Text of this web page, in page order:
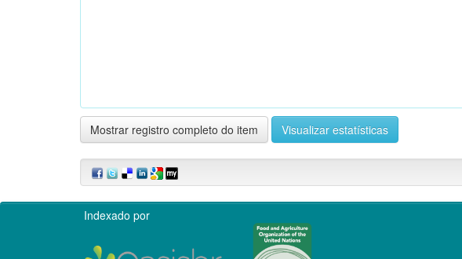
Mostrar registro completo do item Visualizar estatísticas
Indexado por